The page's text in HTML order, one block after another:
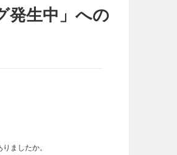
発生中」への
ましたか。